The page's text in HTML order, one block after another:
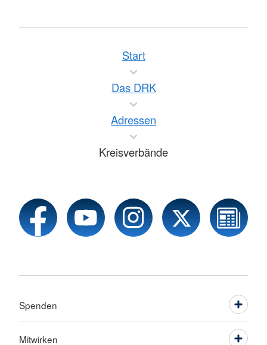
Start
Das DRK
Adressen
Kreisverbände
Spenden
Mitwirken